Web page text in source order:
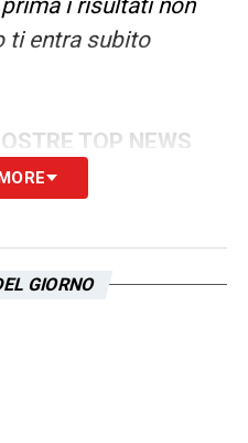
i risultati non
ti entra subito
TOP NEWS
GIORNO